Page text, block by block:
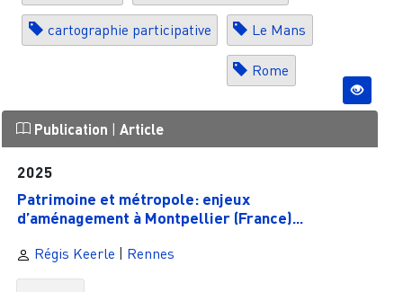
cartographie participative Le Mans
Rome
Publication | Article
2025
Patrimoine et métropole: enjeux
d’aménagement à Montpellier (France)...
Régis Keerle | Rennes